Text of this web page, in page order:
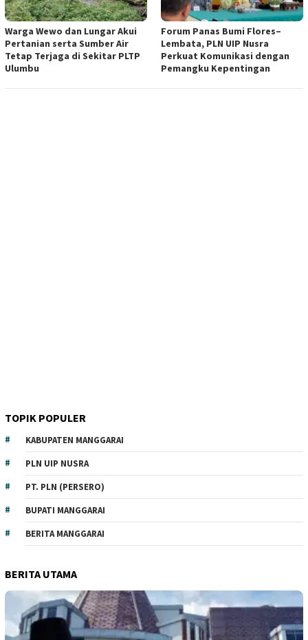
Warga Wewo dan Lungar Akui
Pertanian serta Sumber Air
Tetap Terjaga di Sekitar PLTP
Ulumbu
Forum Panas Bumi Flores–
Lembata, PLN UIP Nusra
Perkuat Komunikasi dengan
Pemangku Kepentingan
TOPIK POPULER
KABUPATEN MANGGARAI
PLN UIP NUSRA
PT. PLN (PERSERO)
BUPATI MANGGARAI
BERITA MANGGARAI
BERITA UTAMA